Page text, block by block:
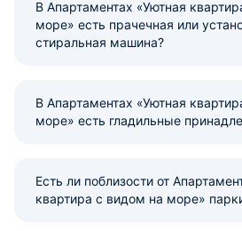
В Апартаментах «Уютная
море» есть прачечная или
стиральная машина?
В Апартаментах «Уютная
море» есть гладильные
Есть ли поблизости от
квартира с видом на море»